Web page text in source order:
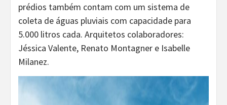
prédios também contam com um sistema de
coleta de águas pluviais com capacidade para
5.000 litros cada. Arquitetos colaboradores:
Jéssica Valente, Renato Montagner e Isabelle
Milanez.